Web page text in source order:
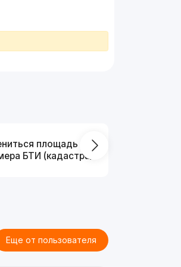
площадь
БТИ (кадастра)?
Еще от пользователя